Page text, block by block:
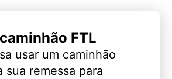
FTL
usar um caminhão
sua remessa para